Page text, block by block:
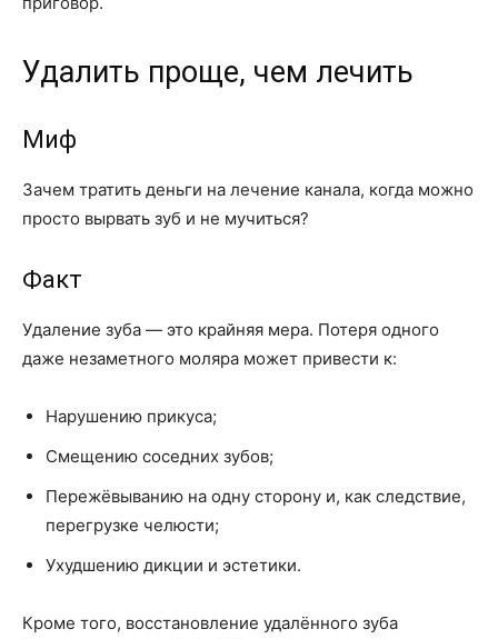
Удалить проще, чем лечить
Миф
Зачем тратить деньги на лечение канала, когда можно
просто вырвать зуб и не мучиться?
Факт
Удаление зуба — это крайняя мера. Потеря одного
даже незаметного моляра может привести к:
Нарушению прикуса;
Смещению соседних зубов;
Пережёвыванию на одну сторону и, как следствие,
перегрузке челюсти;
Ухудшению дикции и эстетики.
Кроме того, восстановление удалённого зуба